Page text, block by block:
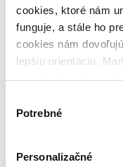
cookies, ktoré nám
funguje, a stále ho
cookies nám
lepšiu orientáciu.
umožňujú
keby sme mohli
súhlasu
Potrebné
Personalizačné
Lagom: Švédske umenie
Lagom (vyslovuje sa
plnej šťastia vo všetkých
piť, šetriť, nie prehnane